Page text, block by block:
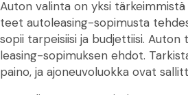
Auton valinta on yksi
teet autoleasing-sopimusta
sopii tarpeisiisi ja budjettiisi.
leasing-sopimuksen ehdot.
paino, ja ajoneuvoluokka ovat